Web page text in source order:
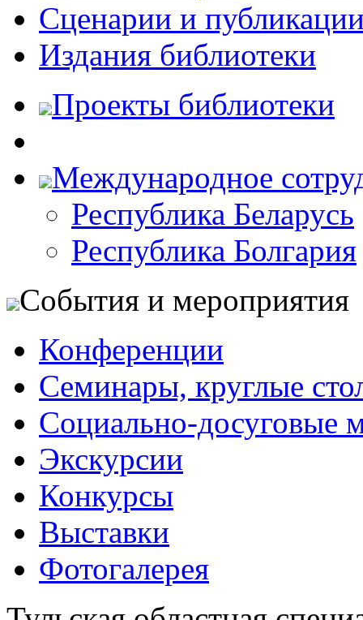
Сценарии и
Издания библиотеки
Проекты библиотеки
Международное
Республика Беларусь
Республика Болгария
События и мероприятия
Конференции
Семинары, круглые
Социально-досуговые
Экскурсии
Конкурсы
Выставки
Фотогалерея